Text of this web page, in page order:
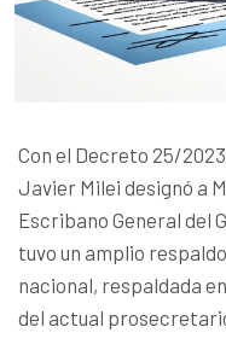
Con el Decreto 25/
Javier Milei designó a
Escribano General del
tuvo un amplio
nacional, respaldada
del actual